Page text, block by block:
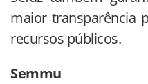
maior transparência
recursos públicos.
Semmu